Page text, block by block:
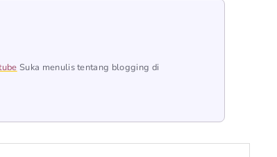
Suka menulis tentang blogging di